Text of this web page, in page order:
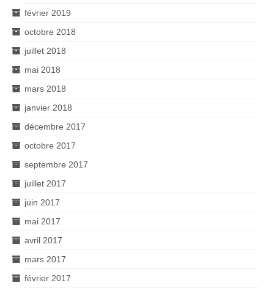
février 2019
octobre 2018
juillet 2018
mai 2018
mars 2018
janvier 2018
décembre 2017
octobre 2017
septembre 2017
juillet 2017
juin 2017
mai 2017
avril 2017
mars 2017
février 2017